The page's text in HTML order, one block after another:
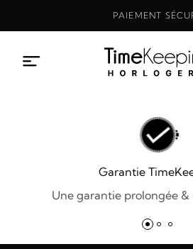
PAIEMENT
Garantie
Une garantie prolongée